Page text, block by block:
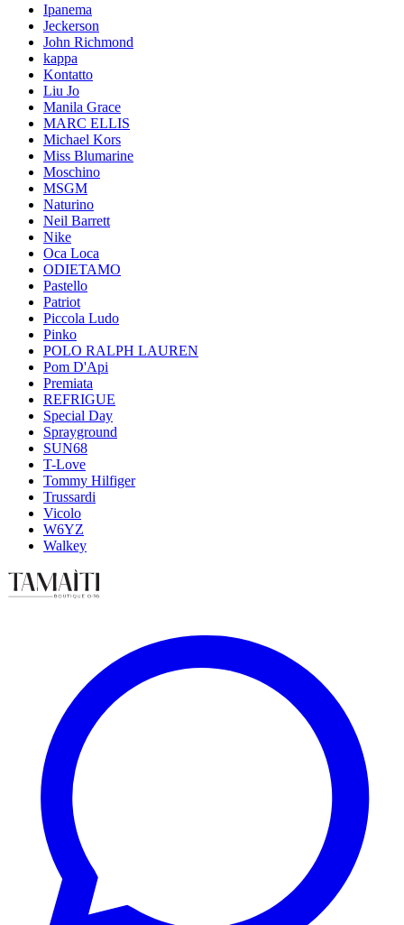
Ipanema
Jeckerson
John Richmond
kappa
Kontatto
Liu Jo
Manila Grace
MARC ELLIS
Michael Kors
Miss Blumarine
Moschino
MSGM
Naturino
Neil Barrett
Nike
Oca Loca
ODIETAMO
Pastello
Patriot
Piccola Ludo
Pinko
POLO RALPH LAUREN
Pom D'Api
Premiata
REFRIGUE
Special Day
Sprayground
SUN68
T-Love
Tommy Hilfiger
Trussardi
Vicolo
W6YZ
Walkey